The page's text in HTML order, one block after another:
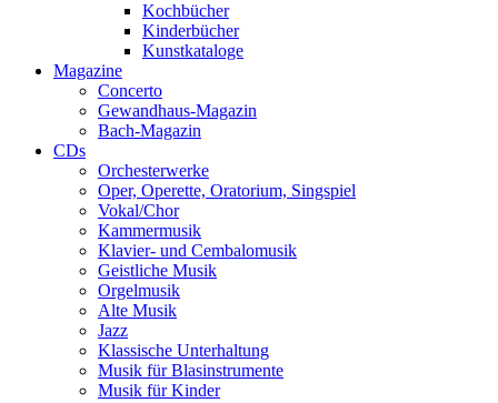
Kochbücher
Kinderbücher
Kunstkataloge
Magazine
Concerto
Gewandhaus-Magazin
Bach-Magazin
CDs
Orchesterwerke
Oper, Operette, Oratorium, Singspiel
Vokal/Chor
Kammermusik
Klavier- und Cembalomusik
Geistliche Musik
Orgelmusik
Alte Musik
Jazz
Klassische Unterhaltung
Musik für Blasinstrumente
Musik für Kinder